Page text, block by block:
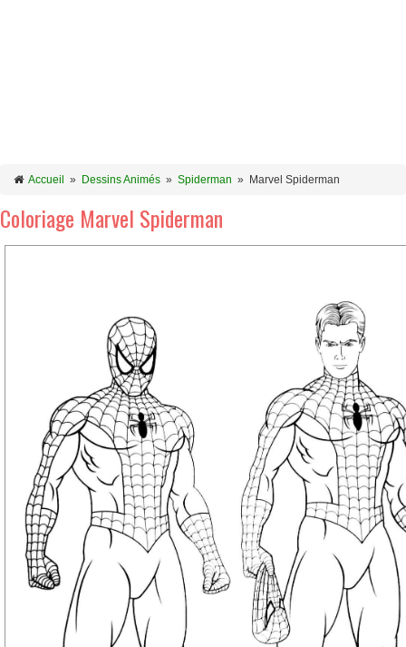
Accueil » Dessins Animés » Spiderman » Marvel Spiderman
Coloriage Marvel Spiderman